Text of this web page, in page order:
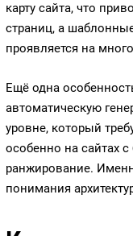
карту сайта, что
страниц, а
проявляется на
Ещё одна
автоматическую
уровне, который
особенно на сайтах
ранжирование.
понимания